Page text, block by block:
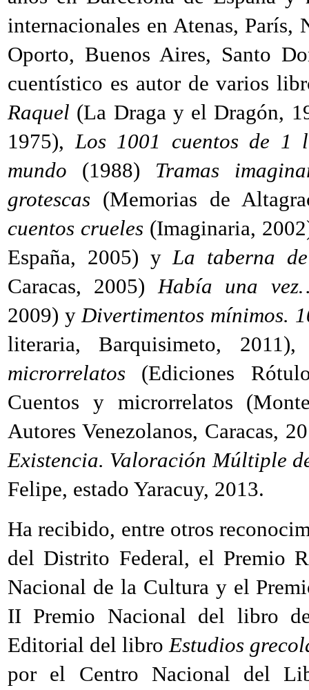
internacionales en Atenas,
Oporto, Buenos Aires, Santo
cuentístico es autor de varios
Raquel (La Draga y el Dragón,
1975),Los 1001 cuentos de 1
mundo (1988) Tramas
grotescas (Memorias de
cuentos crueles (Imaginaria,
España, 2005) yLa taberna
Caracas, 2005)Había una
2009) yDivertimentos mínimos.
literaria, Barquisimeto,
microrrelatos (Ediciones
Cuentos y microrrelatos
Autores Venezolanos, Caracas,
Existencia. Valoración Múltiple
Felipe, estado Yaracuy, 2013.
Ha recibido, entre otros
del Distrito Federal, el Premio
Nacional de la Cultura y el
II Premio Nacional del libro
Editorial del libroEstudios
por el Centro Nacional del